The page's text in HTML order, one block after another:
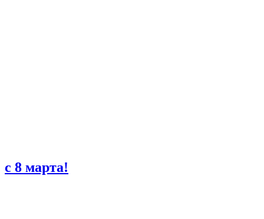
с 8 марта!